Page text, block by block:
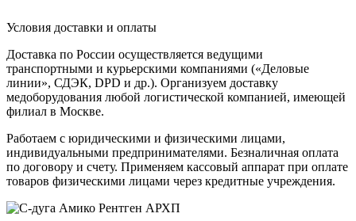
Условия доставки и оплаты
Доставка по России осуществляется ведущими
транспортными и курьерскими компаниями («Деловые
линии», СДЭК, DPD и др.). Организуем доставку
медоборудования любой логистической компанией, имеющей
филиал в Москве.
Работаем с юридическими и физическими лицами,
индивидуальными предпринимателями. Безналичная оплата
по договору и счету. Применяем кассовый аппарат при оплате
товаров физическими лицами через кредитные учреждения.